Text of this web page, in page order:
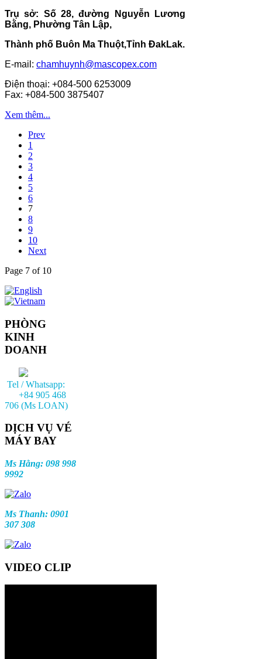
Trụ sở: Số 28, đường Nguyễn Lương
Bằng, Phường Tân Lập,
Thành phố Buôn Ma Thuột,Tỉnh ĐakLak.
E-mail: chamhuynh@mascopex.com
Điện thoại: +084-500 6253009
Fax: +084-500 3875407
Xem thêm...
Prev
1
2
3
4
5
6
7
8
9
10
Next
Page 7 of 10
PHÒNG
KINH
DOANH
Tel / Whatsapp:
+84 905 468
706 (Ms LOAN)
DỊCH VỤ VÉ
MÁY BAY
Ms Hằng: 098 998
9992
Ms Thanh: 0901
307 308
VIDEO CLIP